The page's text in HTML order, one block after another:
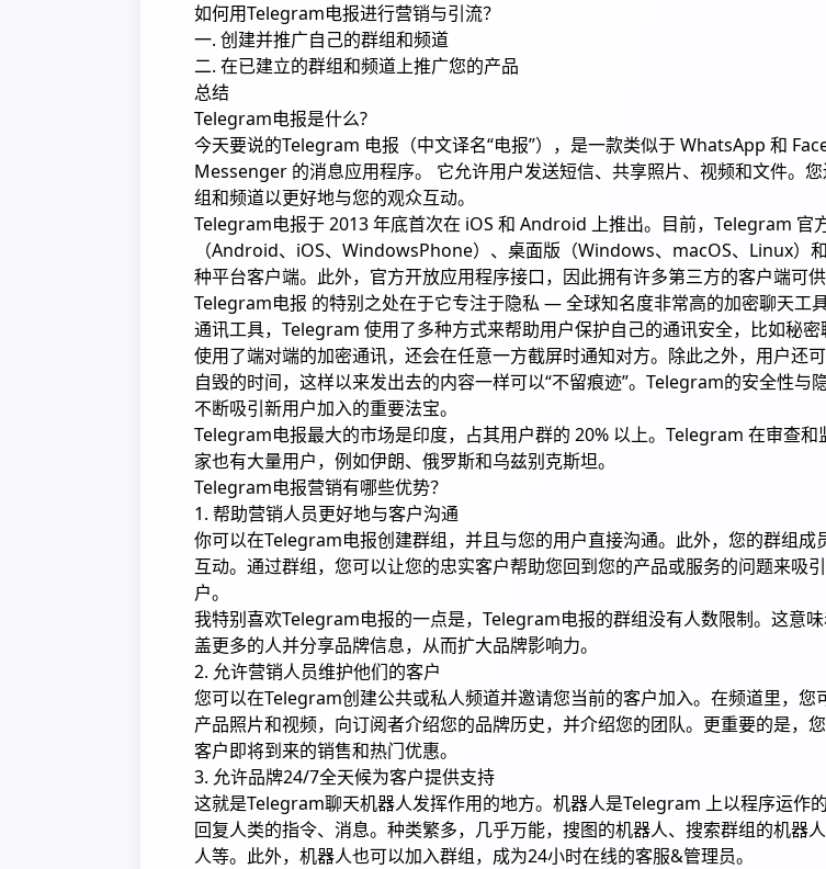
如何用Telegram电报进行营销与引流？
一. 创建并推广自己的群组和频道
二. 在已建立的群组和频道上推广您的产品
总结
Telegram电报是什么?
今天要说的Telegram 电报（中文译名“电报”），是一款类似于 WhatsApp 和
Messenger 的消息应用程序。 它允许用户发送短信、共享照片、视频和文件。
组和频道以更好地与您的观众互动。
Telegram电报于 2013 年底首次在 iOS 和 Android 上推出。目前，Telegram 官
（Android、iOS、WindowsPhone）、桌面版（Windows、macOS、Linux）
种平台客户端。此外，官方开放应用程序接口，因此拥有许多第三方的客户端可供
Telegram电报 的特别之处在于它专注于隐私 — 全球知名度非常高的加密聊天工
通讯工具，Telegram 使用了多种方式来帮助用户保护自己的通讯安全，比如秘密
使用了端对端的加密通讯，还会在任意一方截屏时通知对方。除此之外，用户还
自毁的时间，这样以来发出去的内容一样可以“不留痕迹”。Telegram的安全性与
不断吸引新用户加入的重要法宝。
Telegram电报最大的市场是印度，占其用户群的 20% 以上。Telegram 在审查和
家也有大量用户，例如伊朗、俄罗斯和乌兹别克斯坦。
Telegram电报营销有哪些优势？
1. 帮助营销人员更好地与客户沟通
你可以在Telegram电报创建群组，并且与您的用户直接沟通。此外，您的群组成
互动。通过群组，您可以让您的忠实客户帮助您回到您的产品或服务的问题来吸
户。
我特别喜欢Telegram电报的一点是，Telegram电报的群组没有人数限制。这意
盖更多的人并分享品牌信息，从而扩大品牌影响力。
2. 允许营销人员维护他们的客户
您可以在Telegram创建公共或私人频道并邀请您当前的客户加入。在频道里，您
产品照片和视频，向订阅者介绍您的品牌历史，并介绍您的团队。更重要的是，
客户即将到来的销售和热门优惠。
3. 允许品牌24/7全天候为客户提供支持
这就是Telegram聊天机器人发挥作用的地方。机器人是Telegram 上以程序运作
回复人类的指令、消息。种类繁多，几乎万能，搜图的机器人、搜索群组的机器
人等。此外，机器人也可以加入群组，成为24小时在线的客服&管理员。